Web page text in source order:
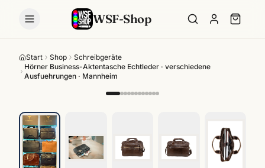
WSF-Shop
Start Shop
Schreibgeräte
Hörner Business-Aktentasche Echtleder · verschiedene
Ausfuehrungen · Mannheim